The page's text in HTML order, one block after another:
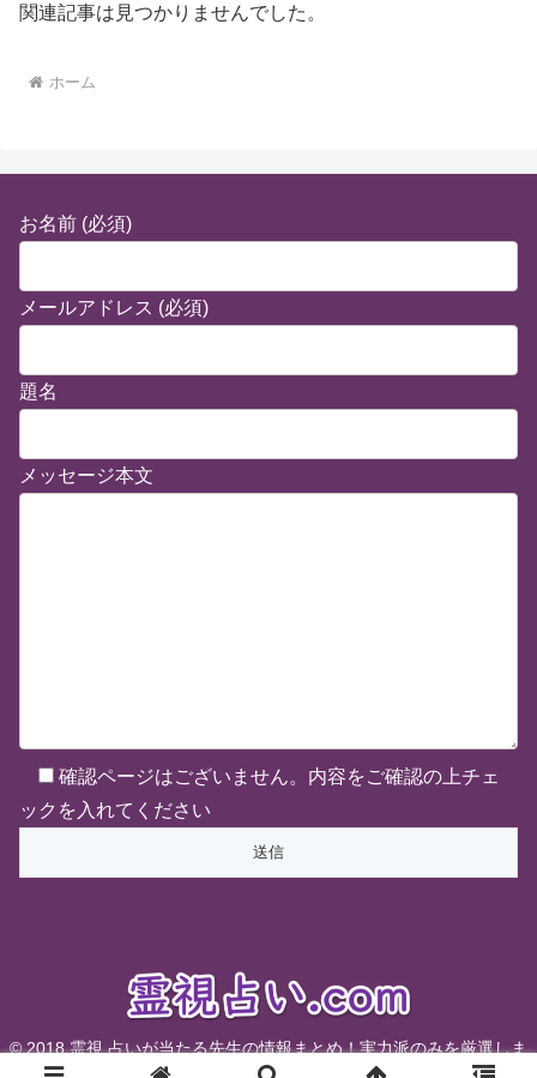
関連記事は見つかりませんでした。
ホーム
お名前 (必須)
メールアドレス (必須)
題名
メッセージ本文
確認ページはございません。内容をご確認の上チェ
ックを入れてください
© 2018 霊視 占いが当たる先生の情報まとめ！実力派のみを厳選しま